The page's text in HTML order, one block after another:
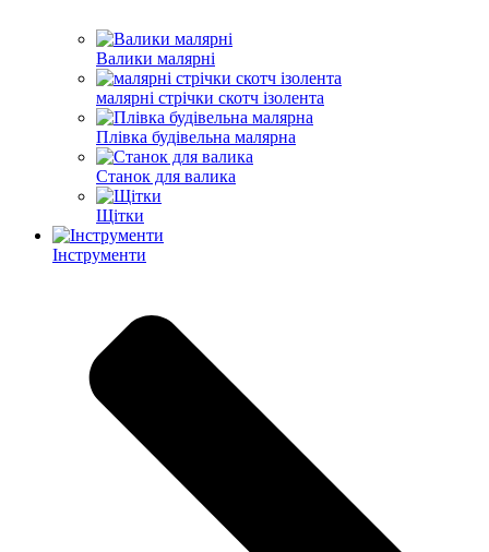
Валики малярні
малярні стрічки скотч ізолента
Плівка будівельна малярна
Станок для валика
Щітки
Інструменти